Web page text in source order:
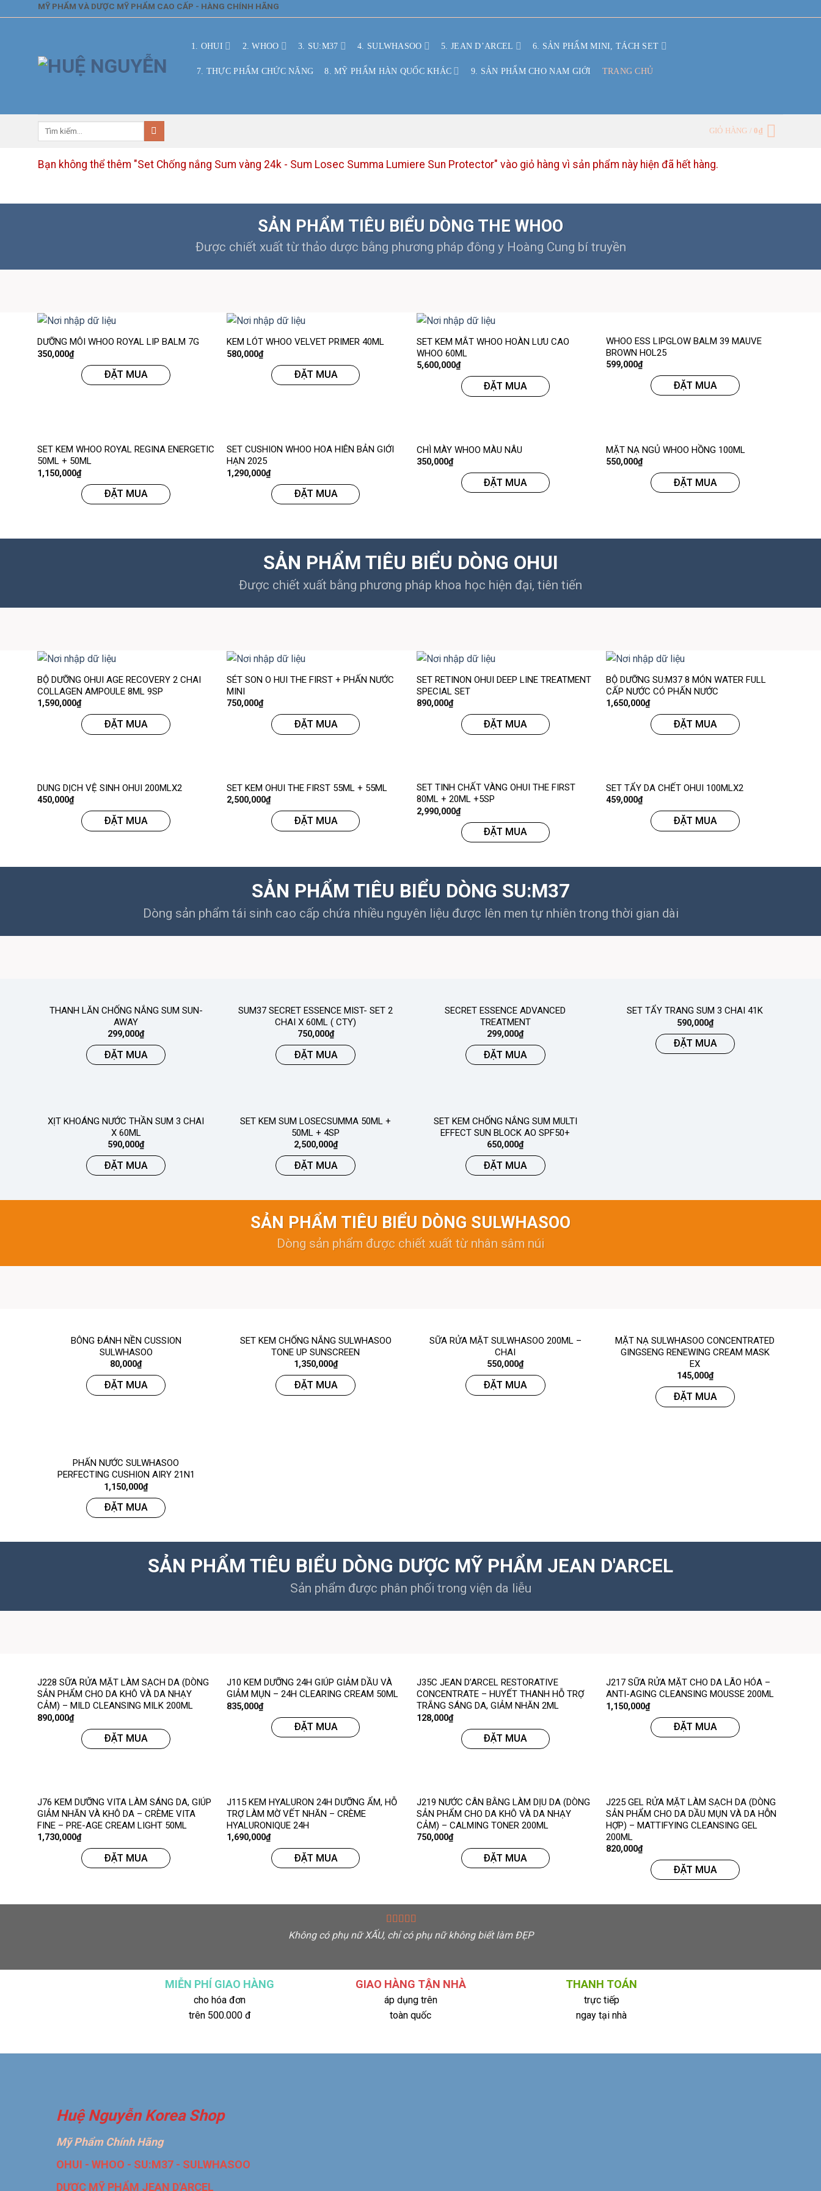
MỸ PHẨM VÀ DƯỢC MỸ PHẨM CAO CẤP - HÀNG CHÍNH HÃNG
1. OHUI 2. WHOO 3. SU:M37 4. SULWHASOO 5. JEAN D’ARCEL 6. SẢN PHẨM MINI, TÁCH SET
7. THỰC PHẨM CHỨC NĂNG 8. MỸ PHẨM HÀN QUỐC KHÁC 9. SẢN PHẨM CHO NAM GIỚI TRANG CHỦ
GIỎ HÀNG /0₫
Bạn không thể thêm "Set Chống nắng Sum vàng 24k - Sum Losec Summa Lumiere Sun Protector" vào giỏ hàng vì sản phẩm này hiện đã hết hàng.
SẢN PHẨM TIÊU BIỂU DÒNG THE WHOO
Được chiết xuất từ thảo dược bằng phương pháp đông y Hoàng Cung bí truyền
DƯỠNG MÔI WHOO ROYAL LIP BALM 7G
350,000₫
ĐẶT MUA
KEM LÓT WHOO VELVET PRIMER 40ML
580,000₫
ĐẶT MUA
SET KEM MẮT WHOO HOÀN LƯU CAO
WHOO 60ML
5,600,000₫
ĐẶT MUA
WHOO ESS LIPGLOW BALM 39 MAUVE
BROWN HOL25
599,000₫
ĐẶT MUA
SET KEM WHOO ROYAL REGINA ENERGETIC
50ML + 50ML
1,150,000₫
ĐẶT MUA
SET CUSHION WHOO HOA HIÊN BẢN GIỚI
HẠN 2025
1,290,000₫
ĐẶT MUA
CHÌ MÀY WHOO MÀU NÂU
350,000₫
ĐẶT MUA
MẶT NẠ NGỦ WHOO HỒNG 100ML
550,000₫
ĐẶT MUA
SẢN PHẨM TIÊU BIỂU DÒNG OHUI
Được chiết xuất bằng phương pháp khoa học hiện đại, tiên tiến
BỘ DƯỠNG OHUI AGE RECOVERY 2 CHAI
COLLAGEN AMPOULE 8ML 9SP
1,590,000₫
ĐẶT MUA
SÉT SON O HUI THE FIRST + PHẤN NƯỚC
MINI
750,000₫
ĐẶT MUA
SET RETINON OHUI DEEP LINE TREATMENT
SPECIAL SET
890,000₫
ĐẶT MUA
BỘ DƯỠNG SU:M37 8 MÓN WATER FULL
CẤP NƯỚC CÓ PHẤN NƯỚC
1,650,000₫
ĐẶT MUA
DUNG DỊCH VỆ SINH OHUI 200MLX2
450,000₫
ĐẶT MUA
SET KEM OHUI THE FIRST 55ML + 55ML
2,500,000₫
ĐẶT MUA
SET TINH CHẤT VÀNG OHUI THE FIRST
80ML + 20ML +5SP
2,990,000₫
ĐẶT MUA
SET TẨY DA CHẾT OHUI 100MLX2
459,000₫
ĐẶT MUA
SẢN PHẨM TIÊU BIỂU DÒNG SU:M37
Dòng sản phẩm tái sinh cao cấp chứa nhiều nguyên liệu được lên men tự nhiên trong thời gian dài
THANH LĂN CHỐNG NẮNG SUM SUN-
AWAY
299,000₫
ĐẶT MUA
SUM37 SECRET ESSENCE MIST- SET 2
CHAI X 60ML ( CTY)
750,000₫
ĐẶT MUA
SECRET ESSENCE ADVANCED
TREATMENT
299,000₫
ĐẶT MUA
SET TẨY TRANG SUM 3 CHAI 41K
590,000₫
ĐẶT MUA
XỊT KHOÁNG NƯỚC THẦN SUM 3 CHAI
X 60ML
590,000₫
ĐẶT MUA
SET KEM SUM LOSECSUMMA 50ML +
50ML + 4SP
2,500,000₫
ĐẶT MUA
SET KEM CHỐNG NẮNG SUM MULTI
EFFECT SUN BLOCK AO SPF50+
650,000₫
ĐẶT MUA
SẢN PHẨM TIÊU BIỂU DÒNG SULWHASOO
Dòng sản phẩm được chiết xuất từ nhân sâm núi
BÔNG ĐÁNH NỀN CUSSION
SULWHASOO
80,000₫
ĐẶT MUA
SET KEM CHỐNG NẮNG SULWHASOO
TONE UP SUNSCREEN
1,350,000₫
ĐẶT MUA
SỮA RỬA MẶT SULWHASOO 200ML –
CHAI
550,000₫
ĐẶT MUA
MẶT NẠ SULWHASOO CONCENTRATED
GINGSENG RENEWING CREAM MASK
EX
145,000₫
ĐẶT MUA
PHẤN NƯỚC SULWHASOO
PERFECTING CUSHION AIRY 21N1
1,150,000₫
ĐẶT MUA
SẢN PHẨM TIÊU BIỂU DÒNG DƯỢC MỸ PHẨM JEAN D'ARCEL
Sản phẩm được phân phối trong viện da liễu
J228 SỮA RỬA MẶT LÀM SẠCH DA (DÒNG
SẢN PHẨM CHO DA KHÔ VÀ DA NHẠY
CẢM) – MILD CLEANSING MILK 200ML
890,000₫
ĐẶT MUA
J10 KEM DƯỠNG 24H GIÚP GIẢM DẦU VÀ
GIẢM MỤN – 24H CLEARING CREAM 50ML
835,000₫
ĐẶT MUA
J35C JEAN D’ARCEL RESTORATIVE
CONCENTRATE – HUYẾT THANH HỖ TRỢ
TRẮNG SÁNG DA, GIẢM NHĂN 2ML
128,000₫
ĐẶT MUA
J217 SỮA RỬA MẶT CHO DA LÃO HÓA –
ANTI-AGING CLEANSING MOUSSE 200ML
1,150,000₫
ĐẶT MUA
J76 KEM DƯỠNG VITA LÀM SÁNG DA, GIÚP
GIẢM NHĂN VÀ KHÔ DA – CRÈME VITA
FINE – PRE-AGE CREAM LIGHT 50ML
1,730,000₫
ĐẶT MUA
J115 KEM HYALURON 24H DƯỠNG ẨM, HỖ
TRỢ LÀM MỜ VẾT NHĂN – CRÈME
HYALURONIQUE 24H
1,690,000₫
ĐẶT MUA
J219 NƯỚC CÂN BẰNG LÀM DỊU DA (DÒNG
SẢN PHẨM CHO DA KHÔ VÀ DA NHẠY
CẢM) – CALMING TONER 200ML
750,000₫
ĐẶT MUA
J225 GEL RỬA MẶT LÀM SẠCH DA (DÒNG
SẢN PHẨM CHO DA DẦU MỤN VÀ DA HỖN
HỢP) – MATTIFYING CLEANSING GEL
200ML
820,000₫
ĐẶT MUA
Không có phụ nữ XẤU, chỉ có phụ nữ không biết làm ĐẸP
MIỄN PHÍ GIAO HÀNG
cho hóa đơn
trên 500.000 đ
GIAO HÀNG TẬN NHÀ
áp dụng trên
toàn quốc
THANH TOÁN
trực tiếp
ngay tại nhà
Huệ Nguyễn Korea Shop
Mỹ Phẩm Chính Hãng
OHUI - WHOO - SU:M37 - SULWHASOO
DƯỢC MỸ PHẨM JEAN D'ARCEL